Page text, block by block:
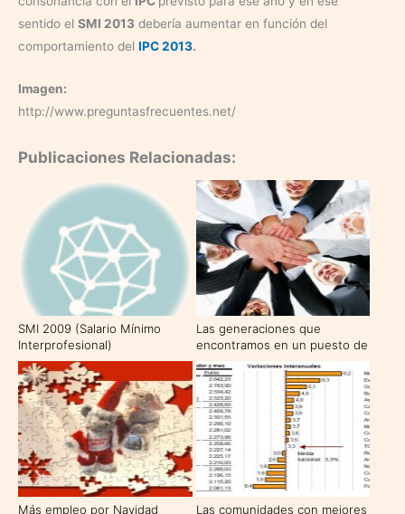
sentido el SMI 2013 debería aumentar en función del
comportamiento del IPC 2013.
Imagen:
http://www.preguntasfrecuentes.net/
Publicaciones Relacionadas:
SMI 2009 (Salario Mínimo
Interprofesional)
Las generaciones que
encontramos en un puesto de
trabajo
Más empleo por Navidad Las comunidades con mejores